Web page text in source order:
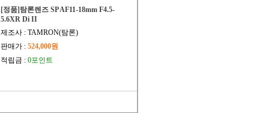
[정품]탐론렌즈 SP AF11-18mm F4.5-
5.6XR Di II
제조사 : TAMRON(탐론)
판매가 : 524,000원
적립금 : 0포인트